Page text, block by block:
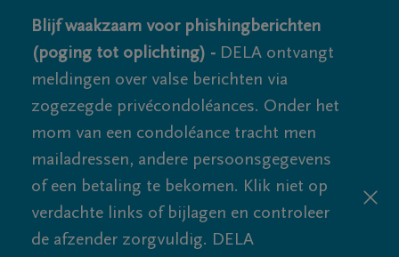
Blijf waakzaam voor phishingberichten
(poging tot oplichting) - DELA ontvangt
meldingen over valse berichten via
zogezegde privécondoléances. Onder het
mom van een condoléance tracht men
mailadressen, andere persoonsgegevens
of een betaling te bekomen. Klik niet op
verdachte links of bijlagen en controleer
de afzender zorgvuldig. DELA